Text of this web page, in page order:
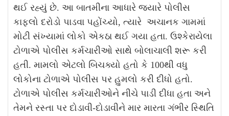
થઈ રહ્યું છે. આ બાતમીના આધારે જ્યારે પોલીસ
કાફલો દરોડો પાડવા પહોંચ્યો, ત્યારે અચાનક ગામમાં
મોટી સંખ્યામાં લોકો એકઠા થઈ ગયા હતા. ઉશ્કેરાયેલા
ટોળાએ પોલીસ કર્મચારીઓ સાથે બોલાચાલી શરૂ કરી
હતી. મામલો એટલો બિચક્યો હતો કે 100થી વધુ
લોકોના ટોળાએ પોલીસ પર હુમલો કરી દીધો હતો.
ટોળાએ પોલીસ કર્મચારીઓને નીચે પાડી દીધા હતા અને
તેમને રસ્તા પર દોડાવી-દોડાવીને માર મારતા ગંભીર સ્થિતિ